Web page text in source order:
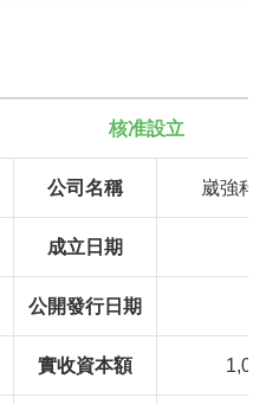
核准設立
公司名稱 崴強科
成立日期
公開發行日期
實收資本額